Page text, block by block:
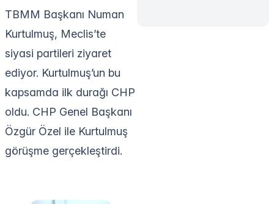
TBMM Başkanı Numan
Kurtulmuş, Meclis’te
siyasi partileri ziyaret
ediyor. Kurtulmuş’un bu
kapsamda ilk durağı CHP
oldu. CHP Genel Başkanı
Özgür Özel ile Kurtulmuş
görüşme gerçekleştirdi.